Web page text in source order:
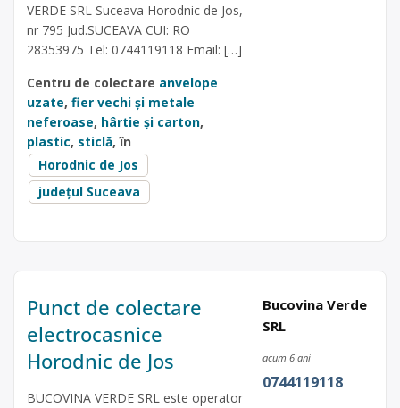
VERDE SRL Suceava Horodnic de Jos,
nr 795 Jud.SUCEAVA CUI: RO
28353975 Tel: 0744119118 Email: […]
Centru de colectare anvelope
uzate, fier vechi și metale
neferoase, hârtie și carton,
plastic, sticlă, în
Horodnic de Jos
județul Suceava
Punct de colectare
electrocasnice
Horodnic de Jos
BUCOVINA VERDE SRL este operator
Bucovina Verde
SRL
acum 6 ani
0744119118